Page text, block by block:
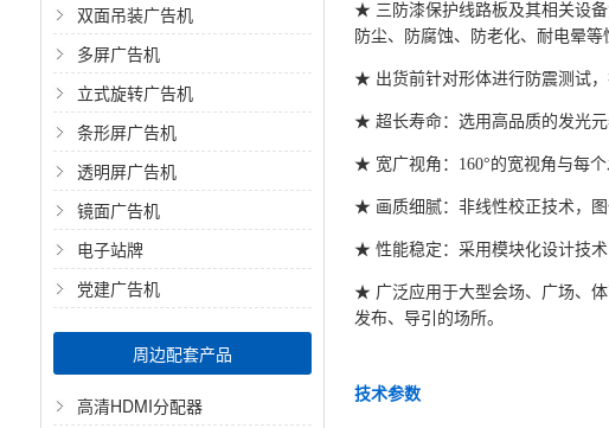
双面吊装广告机
多屏广告机
立式旋转广告机
条形屏广告机
透明屏广告机
镜面广告机
电子站牌
党建广告机
周边配套产品
高清HDMI分配器
★ 三防漆保护线路板及其相关设
防尘、防腐蚀、防老化、耐电晕等
★ 出货前针对形体进行防震测试
★ 超长寿命：选用高品质的发光
★ 宽广视角：160°的宽视角与每
★ 画质细腻：非线性校正技术，
★ 性能稳定：采用模块化设计技术
★ 广泛应用于大型会场、广场、
发布、导引的场所。
技术参数